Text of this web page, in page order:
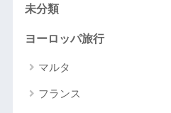
未分類
ヨーロッパ旅行
マルタ
フランス